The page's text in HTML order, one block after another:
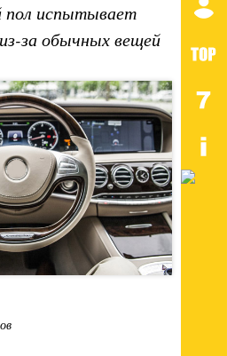
пол испытывает
за обычных вещей